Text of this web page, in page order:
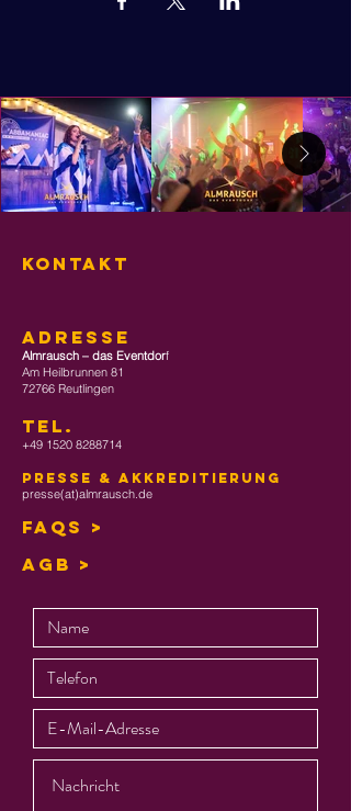
KONTAKT
ADRESSE
Almrausch – das Eventdorf
Am Heilbrunnen 81
72766 Reutlingen
TEL .
+49 1520 8288714
Presse & Akkreditierung
presse(at)almrausch.de
FAQs >
AGB >